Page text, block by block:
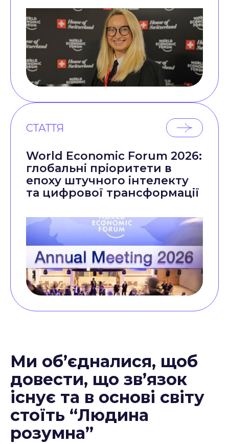
СТАТТЯ
World Economic Forum 2026:
глобальні пріоритети в
епоху штучного інтелекту
та цифрової трансформації
Ми об’єдналися, щоб
довести, що зв’язок
існує та в основі світу
стоїть “Людина
розумна”